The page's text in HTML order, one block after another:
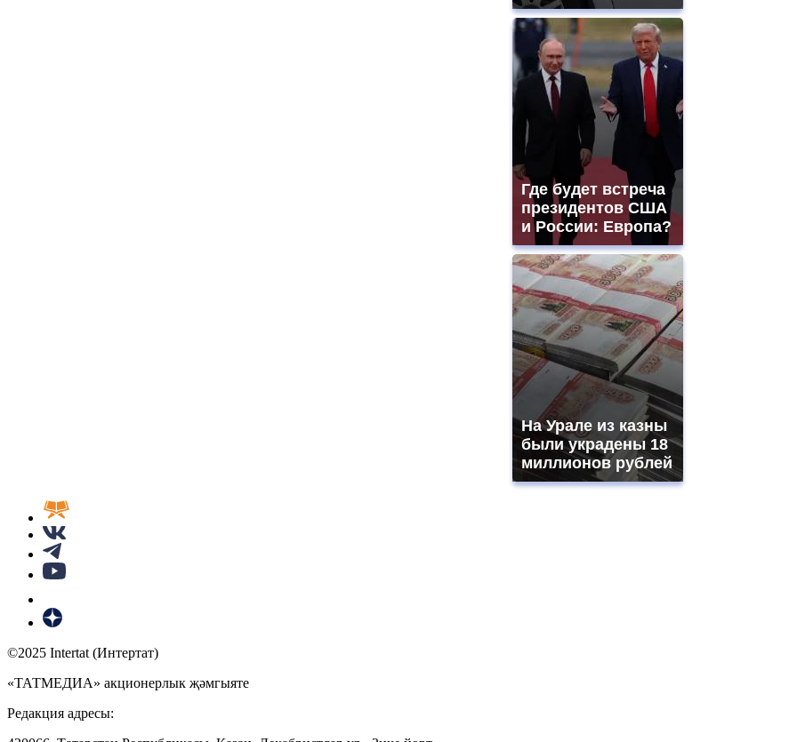
Где будет встреча
президентов США
и России: Европа?
На Урале из казны
были украдены 18
миллионов рублей
©2025 Intertat (Интертат)
«ТАТМЕДИА» акционерлык җәмгыяте
Редакция адресы: